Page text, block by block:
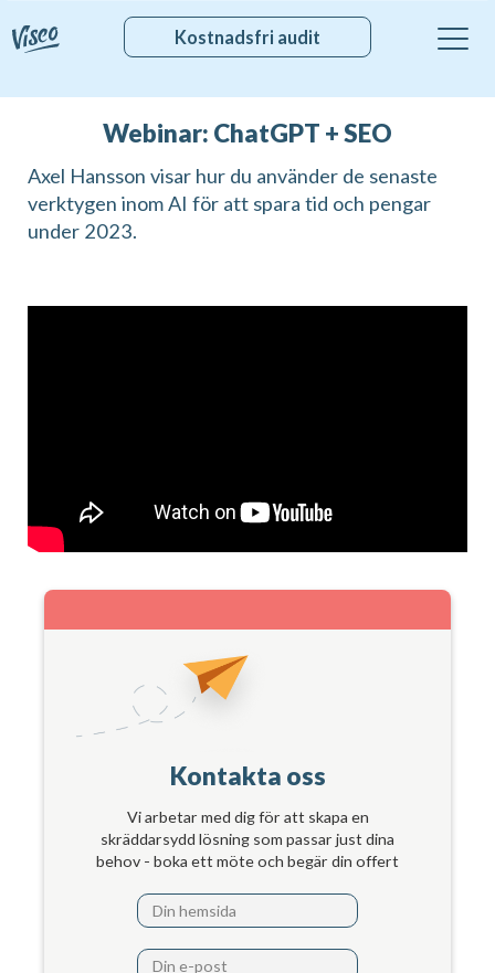
Kostnadsfri audit
Webinar: ChatGPT + SEO
Axel Hansson visar hur du använder de senaste
verktygen inom AI för att spara tid och pengar
under 2023.
Kontakta oss
Vi arbetar med dig för att skapa en
skräddarsydd lösning som passar just dina
behov - boka ett möte och begär din offert